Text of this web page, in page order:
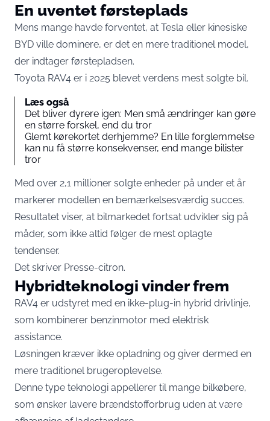
En uventet førsteplads
Mens mange havde forventet, at Tesla eller kinesiske
BYD ville dominere, er det en mere traditionel model,
der indtager førstepladsen.
Toyota RAV4 er i 2025 blevet verdens mest solgte bil.
Læs også
Det bliver dyrere igen: Men små ændringer kan gøre
en større forskel, end du tror
Glemt kørekortet derhjemme? En lille forglemmelse
kan nu få større konsekvenser, end mange bilister
tror
Med over 2,1 millioner solgte enheder på under et år
markerer modellen en bemærkelsesværdig succes.
Resultatet viser, at bilmarkedet fortsat udvikler sig på
måder, som ikke altid følger de mest oplagte
tendenser.
Det skriver Presse-citron.
Hybridteknologi vinder frem
RAV4 er udstyret med en ikke-plug-in hybrid drivlinje,
som kombinerer benzinmotor med elektrisk
assistance.
Løsningen kræver ikke opladning og giver dermed en
mere traditionel brugeroplevelse.
Denne type teknologi appellerer til mange bilkøbere,
som ønsker lavere brændstofforbrug uden at være